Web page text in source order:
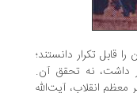
دانستند؛
نه تحقق آن.
آیت‌الله